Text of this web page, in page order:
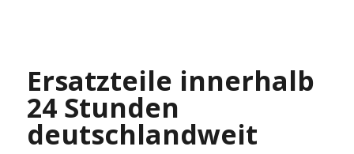
Ersatzteile innerhalb
24 Stunden
deutschlandweit